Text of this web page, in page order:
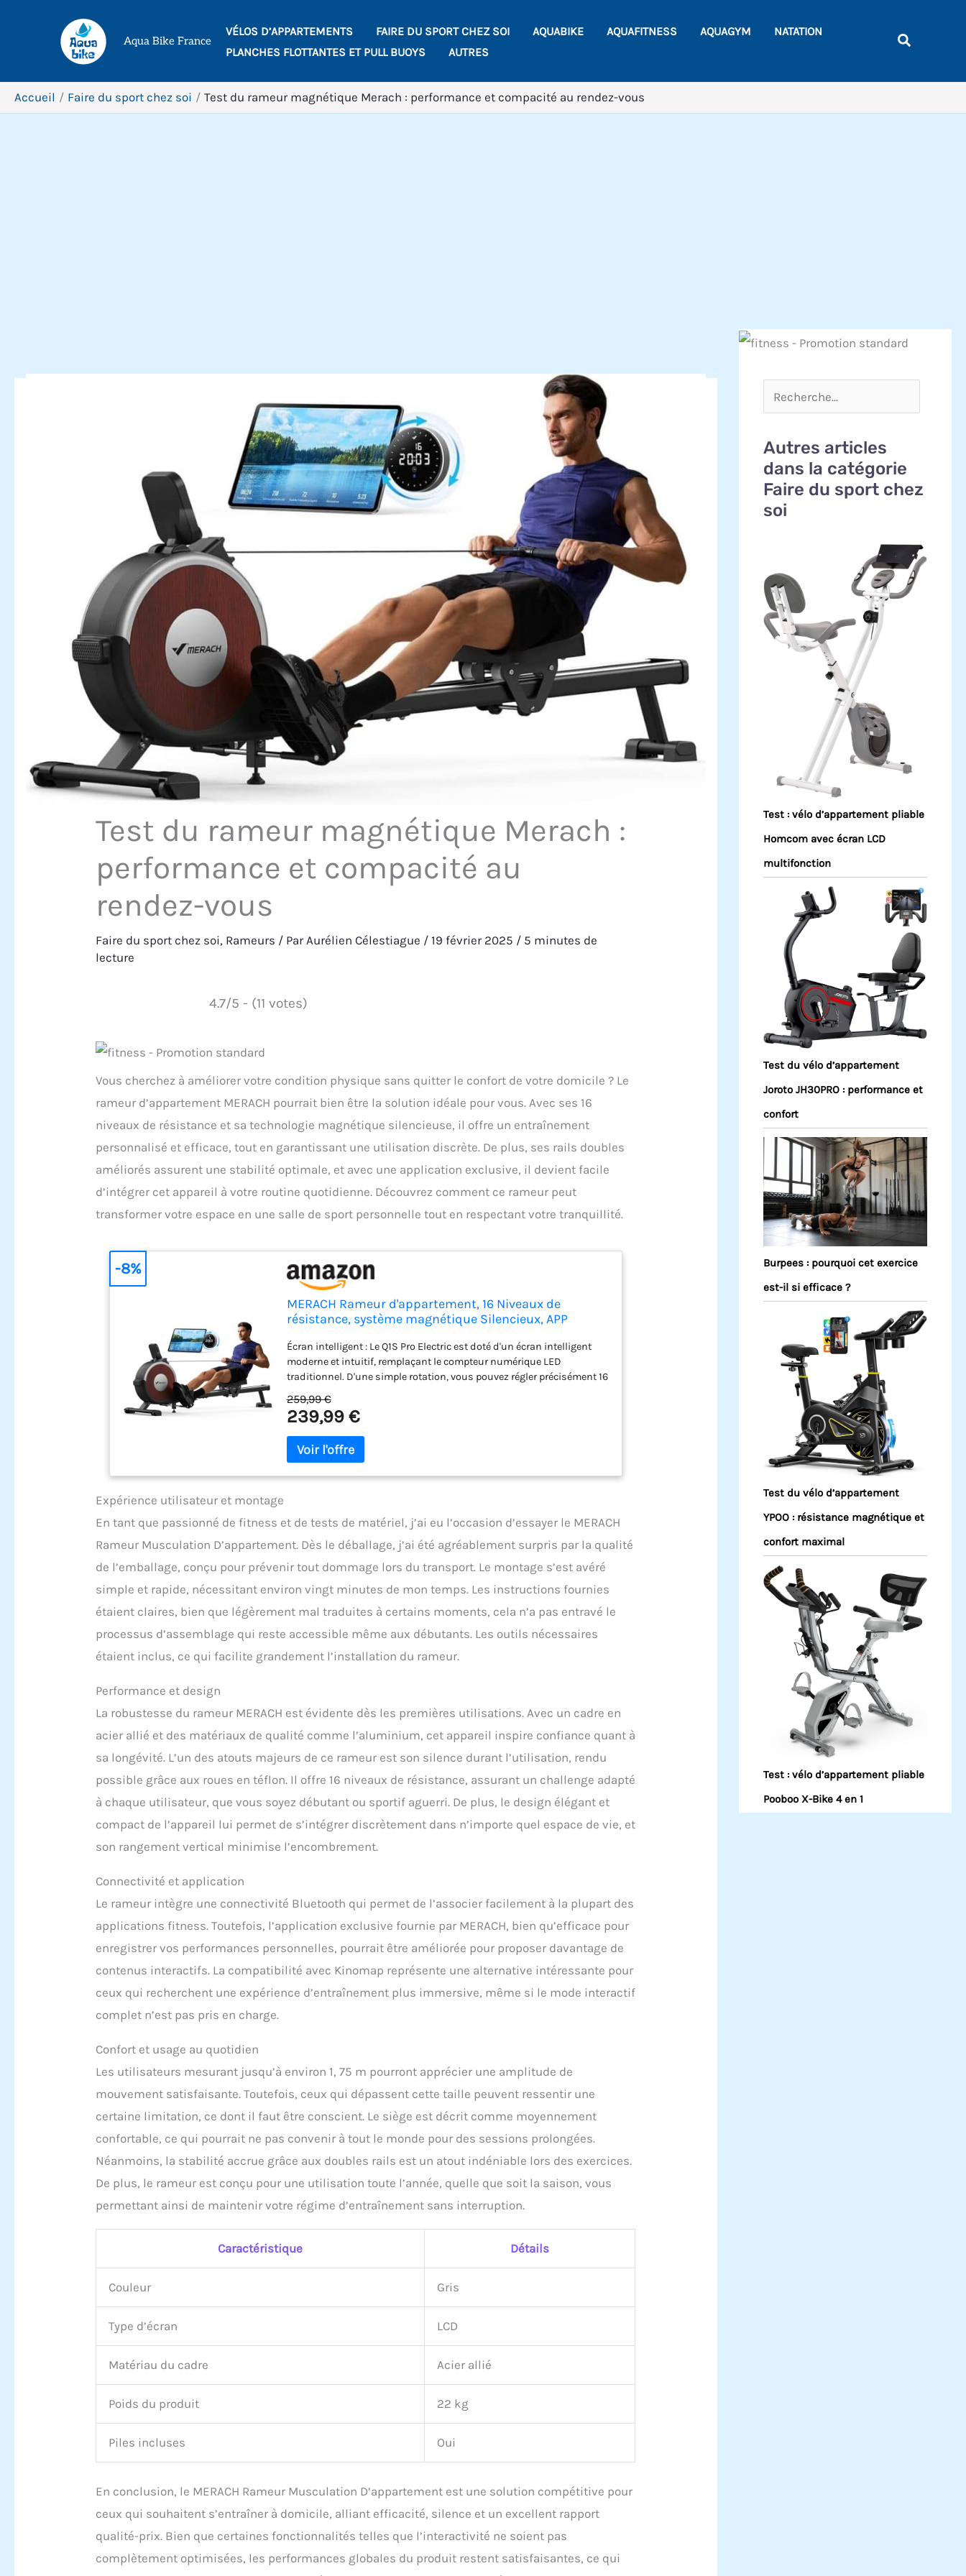
Aqua Bike France
VÉLOS D’APPARTEMENTS FAIRE DU SPORT CHEZ SOI AQUABIKE AQUAFITNESS AQUAGYM
NATATION
PLANCHES FLOTTANTES ET PULL BUOYS
AUTRES
Accueil Faire du sport chez soi Test du rameur magnétique Merach : performance et compacité au rendez-vous
Test du rameur magnétique Merach :
performance et compacité au
rendez-vous
Faire du sport chez soi, Rameurs / ParAurélien Célestiague /19 février 2025 / 5 minutes de
lecture
4.7/5 - (11 votes)
Vous cherchez à améliorer votre condition physique sans quitter le confort de votre domicile ? Le
rameur d’appartement MERACH pourrait bien être la solution idéale pour vous. Avec ses 16
niveaux de résistance et sa technologie magnétique silencieuse, il offre un entraînement
personnalisé et efficace, tout en garantissant une utilisation discrète. De plus, ses rails doubles
améliorés assurent une stabilité optimale, et avec une application exclusive, il devient facile
d’intégrer cet appareil à votre routine quotidienne. Découvrez comment ce rameur peut
transformer votre espace en une salle de sport personnelle tout en respectant votre tranquillité.
MERACH Rameur d'appartement, 16 Niveaux de
résistance, système magnétique Silencieux, APP
Grande stabilité, Montage Facile (électrique)
Écran intelligent : Le Q1S Pro Electric est doté d'un écran intelligent
moderne et intuitif, remplaçant le compteur numérique LED
traditionnel. D'une simple rotation, vous pouvez régler précisément 16
rameur pour démarrer votre entraînement et profitez du réglage
automatique de la résistance via l'application MERACH, gardant les
mains libres et concentré sur votre entraînement sans interruption.
Système de résistance électromagnétique amélioré : Le Q1S Electric
offrant une expérience de résistance plus stable et plus fluide.
garantissant une résistance adéquate et uniforme à chaque rangée,
améliorant ainsi l'efficacité et le confort de l'entraînement. App
Connectez-vous à l'application MERACH via Bluetooth pour suivre vos
données d'entraînement, votre progression et vos calories brûlées en
pour des entraînements stimulants et amusants. Stabilité améliorée
du double rail : Stable et confortable, le double rail est plus stable et
capacité de charge allant jusqu'à 158 kg. La longueur du rail est de
Brûle-graisses efficace pour tout le corps : Améliore la condition
physique et tonifie : le rameur MERACH sollicite 90 % des groupes
musculaires. 20 minutes d'entraînement suffisent à brûler un
nombre important de calories, soit l'équivalent d'une heure de
tout le corps.
259,99 €
239,99 €
-8%
Expérience utilisateur et montage
En tant que passionné de fitness et de tests de matériel, j’ai eu l’occasion d’essayer le MERACH
Rameur Musculation D’appartement. Dès le déballage, j’ai été agréablement surpris par la qualité
de l’emballage, conçu pour prévenir tout dommage lors du transport. Le montage s’est avéré
simple et rapide, nécessitant environ vingt minutes de mon temps. Les instructions fournies
étaient claires, bien que légèrement mal traduites à certains moments, cela n’a pas entravé le
processus d’assemblage qui reste accessible même aux débutants. Les outils nécessaires
étaient inclus, ce qui facilite grandement l’installation du rameur.
Performance et design
La robustesse du rameur MERACH est évidente dès les premières utilisations. Avec un cadre en
acier allié et des matériaux de qualité comme l’aluminium, cet appareil inspire confiance quant à
sa longévité. L’un des atouts majeurs de ce rameur est son silence durant l’utilisation, rendu
possible grâce aux roues en téflon. Il offre 16 niveaux de résistance, assurant un challenge adapté
à chaque utilisateur, que vous soyez débutant ou sportif aguerri. De plus, le design élégant et
compact de l’appareil lui permet de s’intégrer discrètement dans n’importe quel espace de vie, et
son rangement vertical minimise l’encombrement.
Connectivité et application
Le rameur intègre une connectivité Bluetooth qui permet de l’associer facilement à la plupart des
applications fitness. Toutefois, l’application exclusive fournie par MERACH, bien qu’efficace pour
enregistrer vos performances personnelles, pourrait être améliorée pour proposer davantage de
contenus interactifs. La compatibilité avec Kinomap représente une alternative intéressante pour
ceux qui recherchent une expérience d’entraînement plus immersive, même si le mode interactif
complet n’est pas pris en charge.
Confort et usage au quotidien
Les utilisateurs mesurant jusqu’à environ 1, 75 m pourront apprécier une amplitude de
mouvement satisfaisante. Toutefois, ceux qui dépassent cette taille peuvent ressentir une
certaine limitation, ce dont il faut être conscient. Le siège est décrit comme moyennement
confortable, ce qui pourrait ne pas convenir à tout le monde pour des sessions prolongées.
Néanmoins, la stabilité accrue grâce aux doubles rails est un atout indéniable lors des exercices.
De plus, le rameur est conçu pour une utilisation toute l’année, quelle que soit la saison, vous
permettant ainsi de maintenir votre régime d’entraînement sans interruption.
Caractéristique Détails
Couleur Gris
Type d’écran LCD
Matériau du cadre Acier allié
Poids du produit 22 kg
Piles incluses Oui
En conclusion, le MERACH Rameur Musculation D’appartement est une solution compétitive pour
ceux qui souhaitent s’entraîner à domicile, alliant efficacité, silence et un excellent rapport
qualité-prix. Bien que certaines fonctionnalités telles que l’interactivité ne soient pas
complètement optimisées, les performances globales du produit restent satisfaisantes, ce qui
Autres articles
dans la catégorie
Faire du sport chez
soi
Test : vélo d’appartement pliable
Homcom avec écran LCD
multifonction
Test du vélo d’appartement
Joroto JH30PRO : performance et
confort
Burpees : pourquoi cet exercice
est-il si efficace ?
Test du vélo d’appartement
YPOO : résistance magnétique et
confort maximal
Test : vélo d’appartement pliable
Pooboo X-Bike 4 en 1